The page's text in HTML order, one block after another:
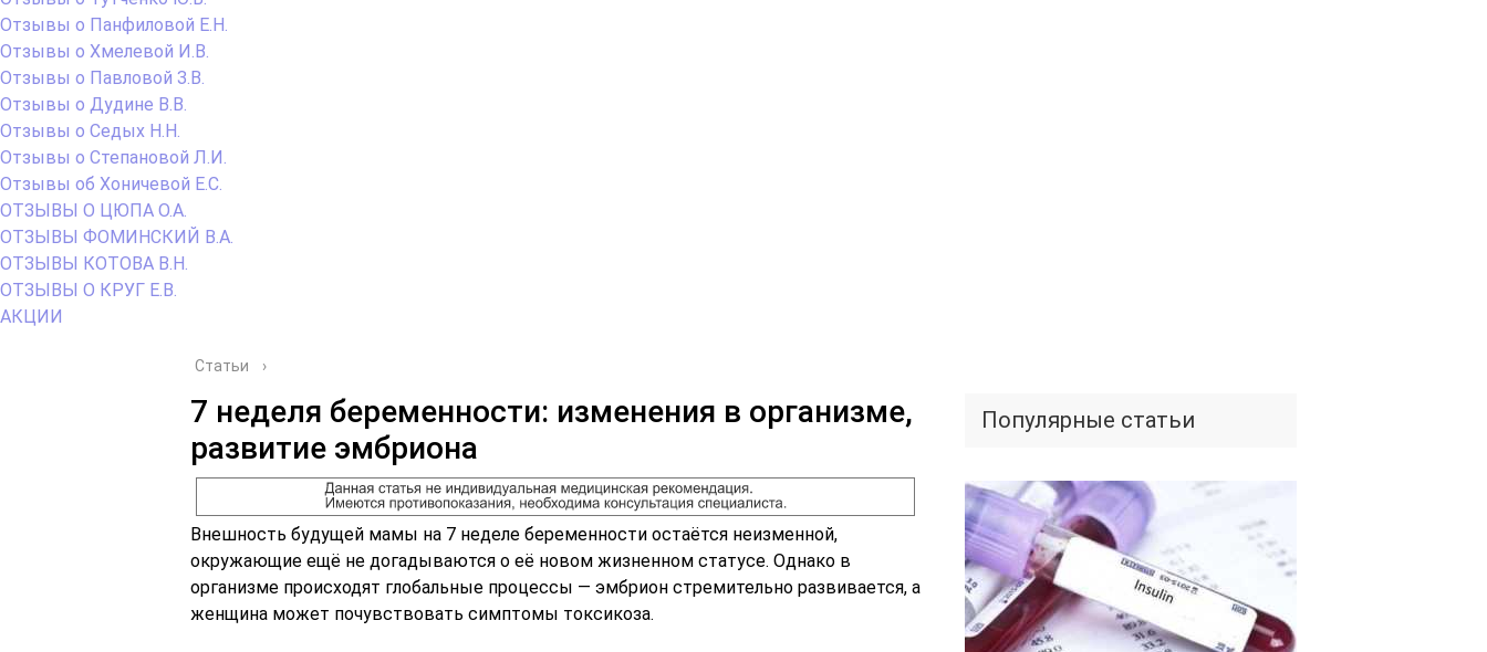
Отзывы о Панфиловой Е.Н.
Отзывы о Хмелевой И.В.
Отзывы о Павловой З.В.
Отзывы о Дудине В.В.
Отзывы о Седых Н.Н.
Отзывы о Степановой Л.И.
Отзывы об Хоничевой Е.С.
ОТЗЫВЫ О ЦЮПА О.А.
ОТЗЫВЫ ФОМИНСКИЙ В.А.
ОТЗЫВЫ КОТОВА В.Н.
ОТЗЫВЫ О КРУГ Е.В.
АКЦИИ
Статьи ›
7 неделя беременности: изменения в организме,
развитие эмбриона
Внешность будущей мамы на 7 неделе беременности остаётся неизменной,
окружающие ещё не догадываются о её новом жизненном статусе. Однако в
организме происходят глобальные процессы — эмбрион стремительно развивается, а
женщина может почувствовать симптомы токсикоза.
Популярные статьи